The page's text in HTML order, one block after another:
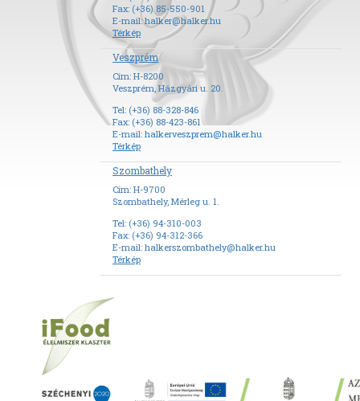
Fax: (+36) 85-550-901
E-mail:halker@halker.hu
Térkép
Veszprém
Cím: H-8200
Veszprém, Házgyári u. 20.
Tel: (+36) 88-328-846
Fax: (+36) 88-423-861
E-mail: halkerveszprem@halker.hu
Térkép
Szombathely
Cím: H-9700
Szombathely, Mérleg u. 1.
Tel: (+36) 94-310-003
Fax: (+36) 94-312-366
E-mail: halkerszombathely@halker.hu
Térkép